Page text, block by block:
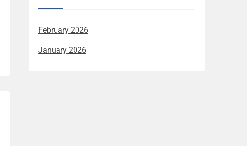
February 2026
January 2026